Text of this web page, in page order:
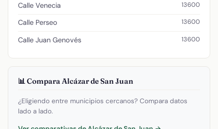
Calle Venecia 13600
Calle Perseo 13600
Calle Juan Genovés 13600
📊 Compara Alcázar de San Juan
¿Eligiendo entre municipios cercanos? Compara datos
lado a lado.